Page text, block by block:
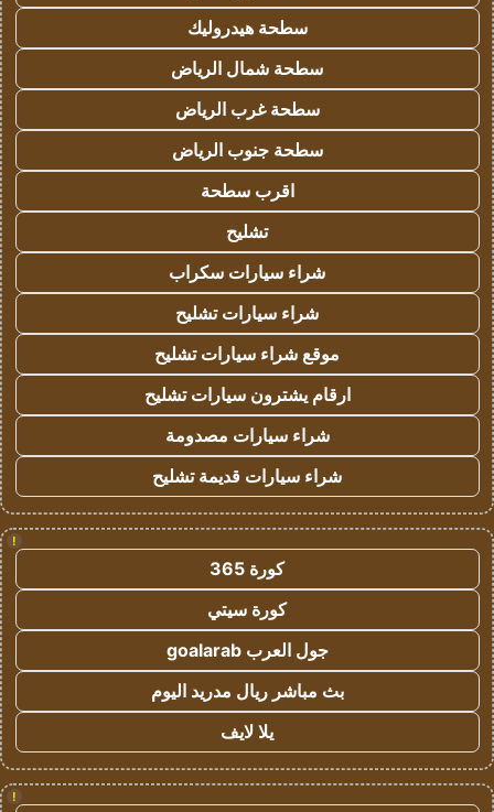
سطحة هيدروليك
سطحة شمال الرياض
سطحة غرب الرياض
سطحة جنوب الرياض
اقرب سطحة
تشليح
شراء سيارات سكراب
شراء سيارات تشليح
موقع شراء سيارات تشليح
ارقام يشترون سيارات تشليح
شراء سيارات مصدومة
شراء سيارات قديمة تشليح
!
كورة 365
كورة سيتي
جول العرب goalarab
بث مباشر ريال مدريد اليوم
يلا لايف
!